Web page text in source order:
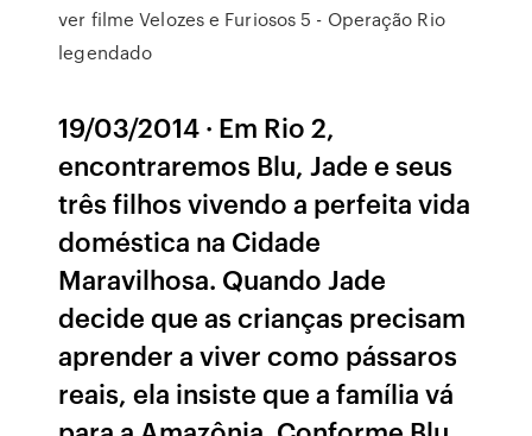
ver filme Velozes e Furiosos 5 - Operação Rio
legendado
19/03/2014 · Em Rio 2,
encontraremos Blu, Jade e seus
três filhos vivendo a perfeita vida
doméstica na Cidade
Maravilhosa. Quando Jade
decide que as crianças precisam
aprender a viver como pássaros
reais, ela insiste que a família vá